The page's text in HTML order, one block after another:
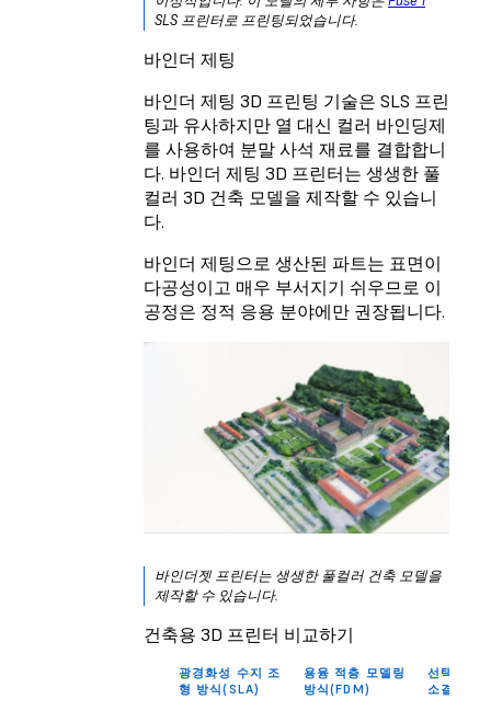
SLS 프린터로 프린팅되었습니다.
바인더 제팅
바인더 제팅 3D 프린팅 기술은 SLS 프린
팅과 유사하지만 열 대신 컬러 바인딩제
를 사용하여 분말 사석 재료를 결합합니
다. 바인더 제팅 3D 프린터는 생생한 풀
컬러 3D 건축 모델을 제작할 수 있습니
다.
바인더 제팅으로 생산된 파트는 표면이
다공성이고 매우 부서지기 쉬우므로 이
공정은 정적 응용 분야에만 권장됩니다.
바인더젯 프린터는 생생한 풀컬러 건축 모델을
제작할 수 있습니다.
건축용 3D 프린터 비교하기
광경화성 수지 조
형 방식(SLA)
용융 적층 모델링
방식(FDM)
선택적 레
소결 방식